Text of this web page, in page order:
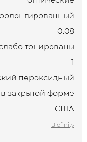
0.08
тонированы
1
пероксидный
в закрытой форме
США
Biofinity